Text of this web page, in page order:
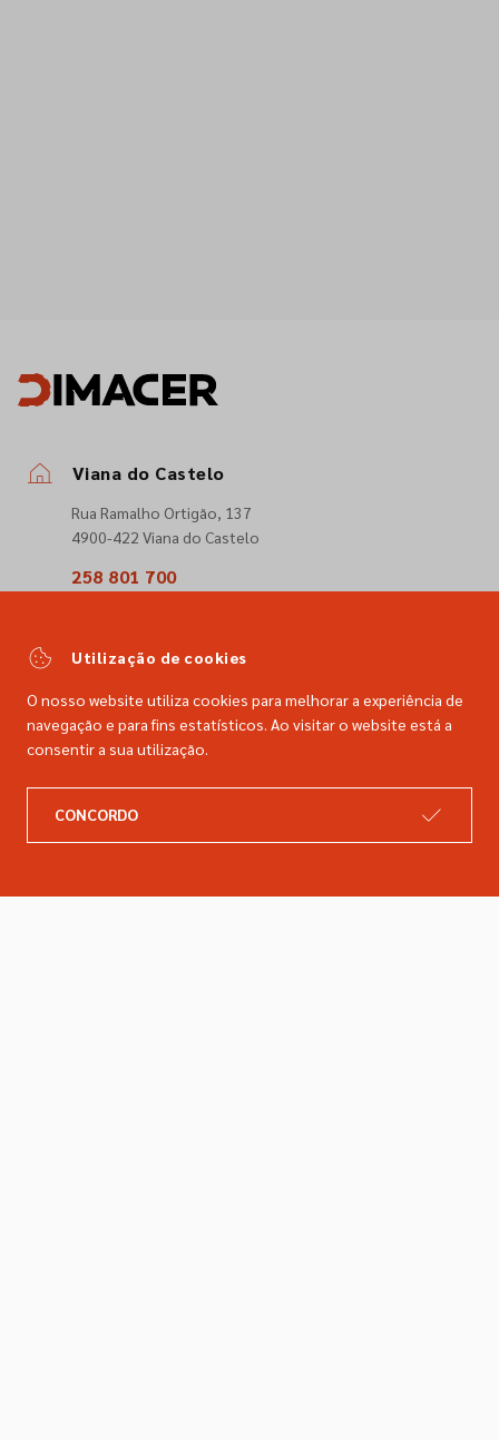
Viana do Castelo
Rua Ramalho Ortigão, 137
4900-422 Viana do Castelo
258 801 700
comercial@dimacer.com
Catálogo
Utilização de cookies
O nosso website utiliza cookies para melhorar a experiência de
navegação e para fins estatísticos. Ao visitar o website está a
consentir a sua utilização.
CONCORDO